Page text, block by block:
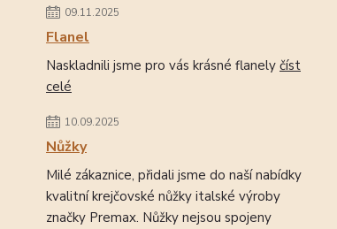
09.11.2025
Flanel
Naskladnili jsme pro vás krásné flanely číst
celé
10.09.2025
Nůžky
Milé zákaznice, přidali jsme do naší nabídky
kvalitní krejčovské nůžky italské výroby
značky Premax. Nůžky nejsou spojeny